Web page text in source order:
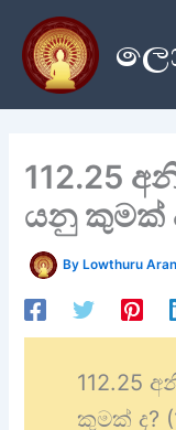
content
112.25
යනු කුමක්
ByLowthuru
112.25
කුමක් ද?